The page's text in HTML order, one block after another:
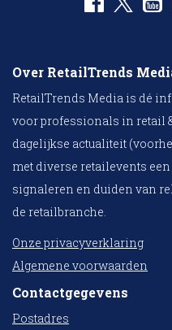
Over RetailTrends
RetailTrends Media is dé
voor professionals in retail
dagelijkse actualiteit
met diverse retailevents
signaleren en duiden van
de retailbranche.
Onze privacyverklaring
Algemene voorwaarden
Contactgegevens
Postadres